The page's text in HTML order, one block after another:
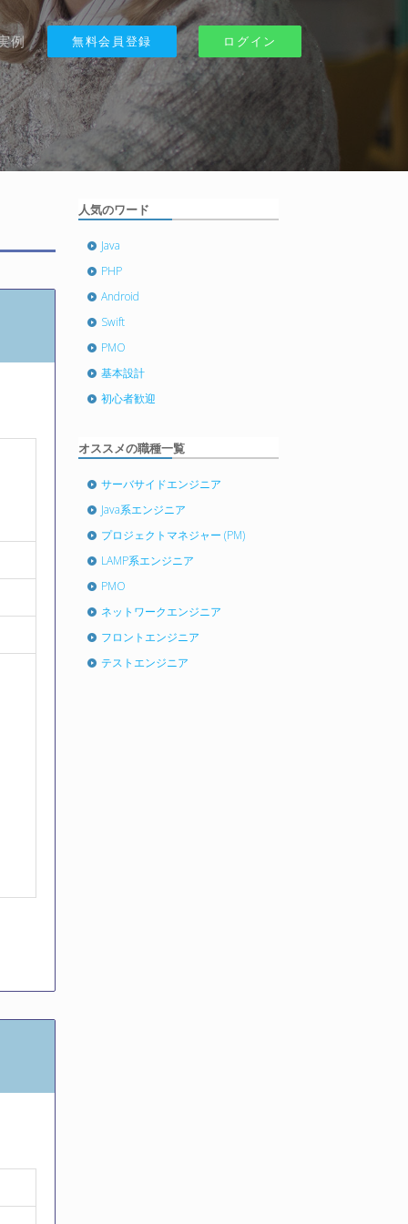
例 無料会員登録 ログイン
人気のワード
Java
PHP
Android
Swift
PMO
基本設計
初心者歓迎
オススメの職種一覧
サーバサイドエンジニア
Java系エンジニア
プロジェクトマネジャー (PM)
LAMP系エンジニア
PMO
ネットワークエンジニア
フロントエンジニア
テストエンジニア